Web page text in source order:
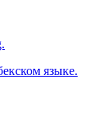
языке.